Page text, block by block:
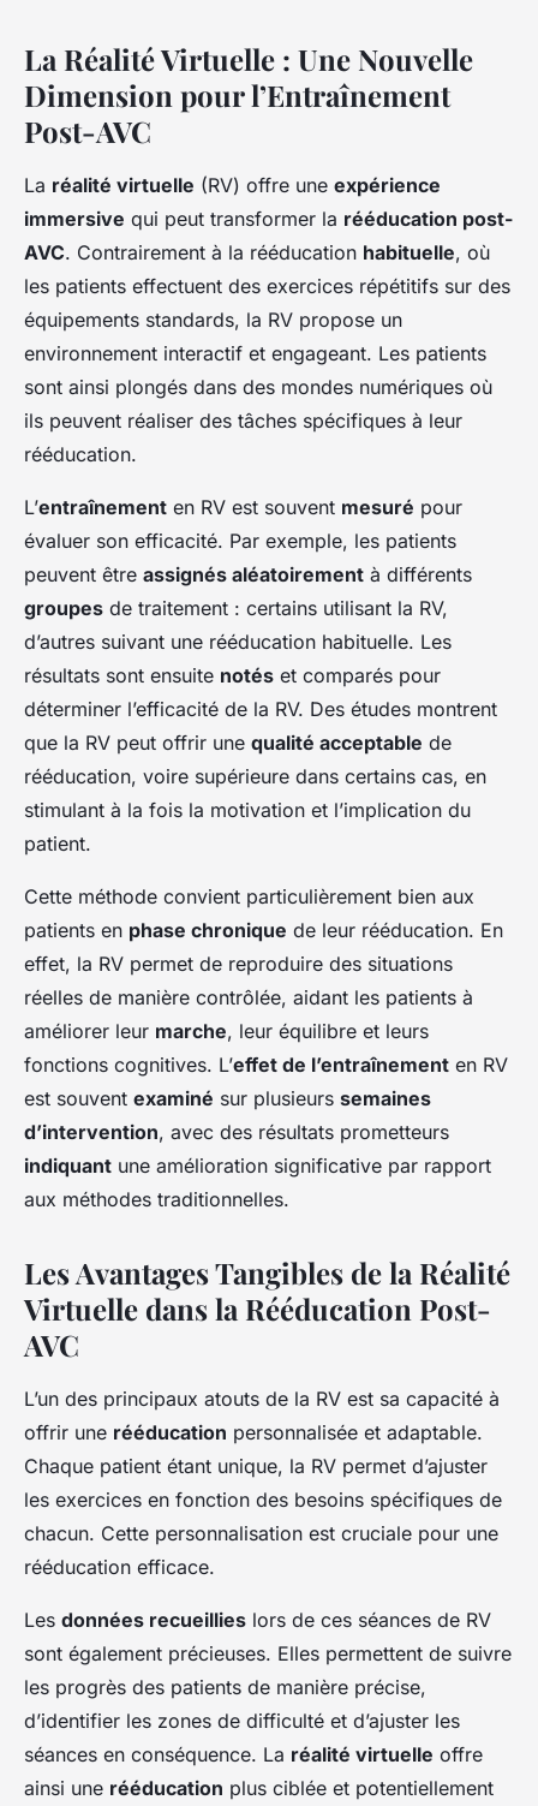
La Réalité Virtuelle : Une Nouvelle
Dimension pour l’Entraînement
Post-AVC
La réalité virtuelle (RV) offre une expérience
immersive qui peut transformer la rééducation post-
AVC. Contrairement à la rééducation habituelle, où
les patients effectuent des exercices répétitifs sur des
équipements standards, la RV propose un
environnement interactif et engageant. Les patients
sont ainsi plongés dans des mondes numériques où
ils peuvent réaliser des tâches spécifiques à leur
rééducation.
L’entraînement en RV est souvent mesuré pour
évaluer son efficacité. Par exemple, les patients
peuvent être assignés aléatoirement à différents
groupes de traitement : certains utilisant la RV,
d’autres suivant une rééducation habituelle. Les
résultats sont ensuite notés et comparés pour
déterminer l’efficacité de la RV. Des études montrent
que la RV peut offrir une qualité acceptable de
rééducation, voire supérieure dans certains cas, en
stimulant à la fois la motivation et l’implication du
patient.
Cette méthode convient particulièrement bien aux
patients en phase chronique de leur rééducation. En
effet, la RV permet de reproduire des situations
réelles de manière contrôlée, aidant les patients à
améliorer leur marche, leur équilibre et leurs
fonctions cognitives. L’effet de l’entraînement en RV
est souvent examiné sur plusieurs semaines
d’intervention, avec des résultats prometteurs
indiquant une amélioration significative par rapport
aux méthodes traditionnelles.
Les Avantages Tangibles de la Réalité
Virtuelle dans la Rééducation Post-
AVC
L’un des principaux atouts de la RV est sa capacité à
offrir une rééducation personnalisée et adaptable.
Chaque patient étant unique, la RV permet d’ajuster
les exercices en fonction des besoins spécifiques de
chacun. Cette personnalisation est cruciale pour une
rééducation efficace.
Les données recueillies lors de ces séances de RV
sont également précieuses. Elles permettent de suivre
les progrès des patients de manière précise,
d’identifier les zones de difficulté et d’ajuster les
séances en conséquence. La réalité virtuelle offre
ainsi une rééducation plus ciblée et potentiellement